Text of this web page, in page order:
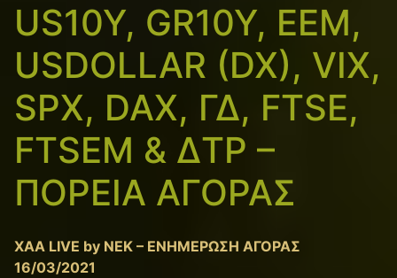
US10Y, GR10Y, EEM,
USDOLLAR (DX), VIX,
SPX, DAX, ΓΔ, FTSE,
FTSEM & ΔΤΡ –
ΠΟΡΕΙΑ ΑΓΟΡΑΣ
XAA LIVE by NEK – ΕΝΗΜΕΡΩΣΗ ΑΓΟΡΑΣ
16/03/2021